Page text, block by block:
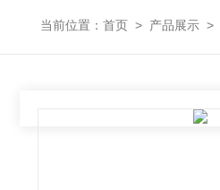
当前位置： 首页 > 产品展示 >